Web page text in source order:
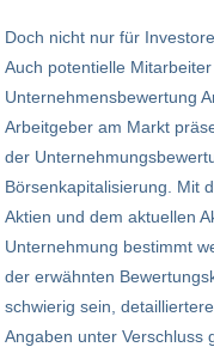
Doch nicht nur für
Auch potentielle
Unternehmensbewertung
Arbeitgeber am Markt
der
Börsenkapitalisierung. Mit
Aktien und dem aktuellen
Unternehmung bestimmt
der erwähnten
schwierig sein,
Angaben unter Verschluss